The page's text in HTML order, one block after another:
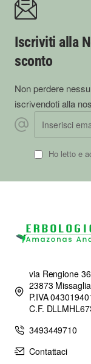
Iscriviti alla
sconto
Non perdere
iscrivendoti alla
Inserisci email
Ho letto e
via Rengione
23873
P.IVA
C.F.
3493449710
Contattaci